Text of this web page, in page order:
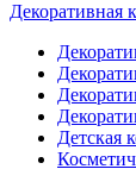
Декоративная
Детская